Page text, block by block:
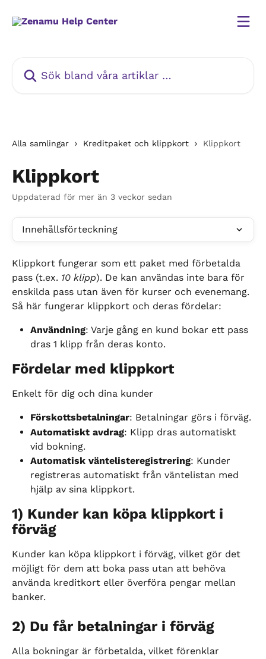
Alla samlingar Kreditpaket och klippkort Klippkort
Klippkort
Uppdaterad för mer än 3 veckor sedan
Innehållsförteckning
Klippkort fungerar som ett paket med förbetalda
pass (t.ex. 10 klipp). De kan användas inte bara för
enskilda pass utan även för kurser och evenemang.
Så här fungerar klippkort och deras fördelar:
Användning: Varje gång en kund bokar ett pass
dras 1 klipp från deras konto.
Fördelar med klippkort
Enkelt för dig och dina kunder
Förskottsbetalningar: Betalningar görs i förväg.
Automatiskt avdrag: Klipp dras automatiskt
vid bokning.
Automatisk väntelisteregistrering: Kunder
registreras automatiskt från väntelistan med
hjälp av sina klippkort.
1) Kunder kan köpa klippkort i
förväg
Kunder kan köpa klippkort i förväg, vilket gör det
möjligt för dem att boka pass utan att behöva
använda kreditkort eller överföra pengar mellan
banker.
2) Du får betalningar i förväg
Alla bokningar är förbetalda, vilket förenklar